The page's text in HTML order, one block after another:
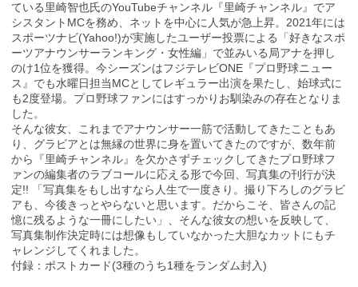
ている里崎智也氏のYouTubeチャンネル『里崎チャンネル』でア
シスタントMCを務め、ネットを中心に人気が急上昇。2021年には
スポーツナビ(Yahoo!)が実施したユーザー投票による「好きなスポ
ーツアナウンサーランキング・女性編」で並みいる局アナを押し
のけ1位を獲得。今シーズンはフジテレビONE『プロ野球ニュー
ス』でも水曜日担当MCとしてレギュラー出演を果たし、始球式に
も2度登場。プロ野球ファンにはすっかりお馴染みの存在となりま
した。
そんな彼女、これまでアナウンサー一筋で活動してきたこともあ
り、グラビアとは無縁の世界に身を置いてきたのですが、数年前
から『里崎チャンネル』を欠かさずチェックしてきたプロ野球フ
ァンの編集者のラブコールに応える形で今回、写真集の刊行が決
定!! 「写真集をもし出すなら人生で一度きり。撮り下ろしのグラビ
アも、今後きっとやらないと思います。だからこそ、皆さんの記
憶に残るような一冊にしたい」、そんな彼女の想いを反映して、
写真集制作決定時には想像もしていなかった大胆なカットにもチ
ャレンジしてくれました。
付録：ポストカード(3種のうち1種をランダム封入)